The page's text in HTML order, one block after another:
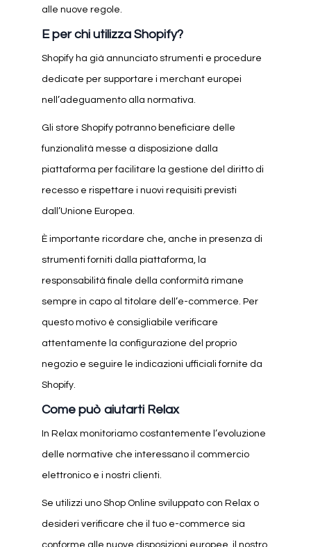
alle nuove regole.
E per chi utilizza Shopify?
Shopify ha già annunciato strumenti e procedure
dedicate per supportare i merchant europei
nell’adeguamento alla normativa.
Gli store Shopify potranno beneficiare delle
funzionalità messe a disposizione dalla
piattaforma per facilitare la gestione del diritto di
recesso e rispettare i nuovi requisiti previsti
dall’Unione Europea.
È importante ricordare che, anche in presenza di
strumenti forniti dalla piattaforma, la
responsabilità finale della conformità rimane
sempre in capo al titolare dell’e-commerce. Per
questo motivo è consigliabile verificare
attentamente la configurazione del proprio
negozio e seguire le indicazioni ufficiali fornite da
Shopify.
Come può aiutarti Relax
In Relax monitoriamo costantemente l’evoluzione
delle normative che interessano il commercio
elettronico e i nostri clienti.
Se utilizzi uno Shop Online sviluppato con Relax o
desideri verificare che il tuo e-commerce sia
conforme alle nuove disposizioni europee, il nostro